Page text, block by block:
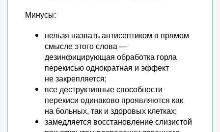
Минусы:
нельзя назвать антисептиком в прямом
смысле этого слова —
дезинфицирующая обработка горла
перекисью однократная и эффект
не закрепляется;
все деструктивные способности
перекиси одинаково проявляются как
на больных, так и здоровых клетках;
замедляется восстановление слизистой